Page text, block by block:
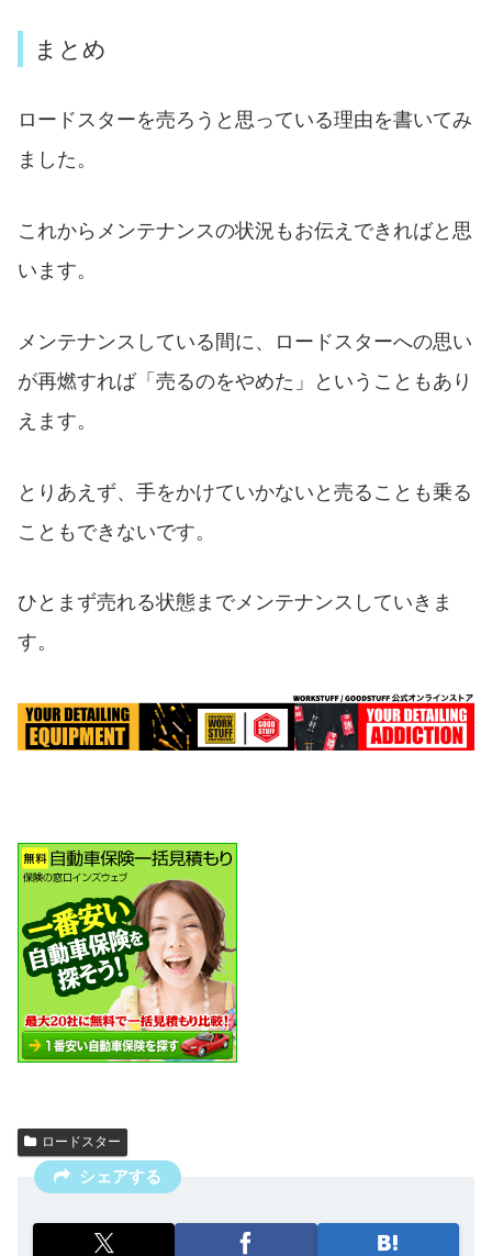
まとめ
ロードスターを売ろうと思っている理由を書いてみ
ました。
これからメンテナンスの状況もお伝えできればと思
います。
メンテナンスしている間に、ロードスターへの思い
が再燃すれば「売るのをやめた」ということもあり
えます。
とりあえず、手をかけていかないと売ることも乗る
こともできないです。
ひとまず売れる状態までメンテナンスしていきま
す。
ロードスター
シェアする